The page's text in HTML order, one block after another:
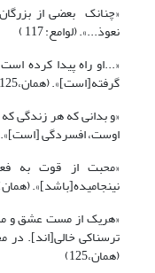
«چنانک بعضی از
نعوذ...». (لوامع: 117 )
«...او راه پیدا کرده
گرفته[است]». (همان،125)
«و بدانی که هر زندگی
اوست، افسردگی [است]».
«محبت از قوت به
نینجامیده[باشد]».
«هریک از مست عشق و
ترسناکی خالی[اند]. در
(همان،125)